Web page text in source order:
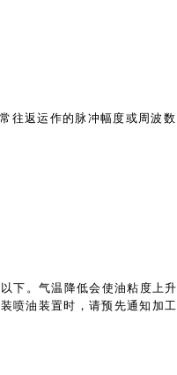
往返运作的脉冲幅度或周波
。气温降低会使油粘度上
喷油装置时，请预先通知加